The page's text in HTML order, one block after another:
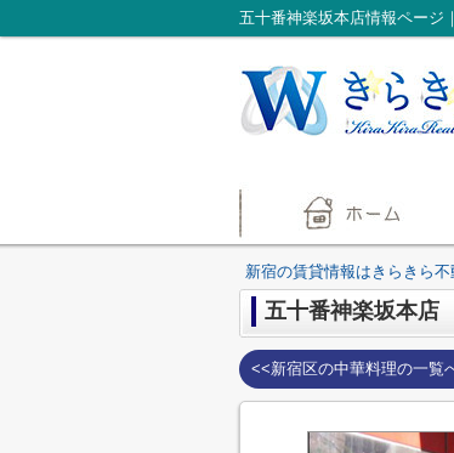
五十番神楽坂本店情報ページ
新宿の賃貸情報はきらきら不
五十番神楽坂本店
<<新宿区の中華料理の一覧